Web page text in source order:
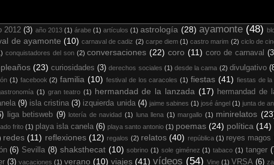
2012 (3) año 2013 (1) árabe (1) artículos (1) astrología (28) ayamonte (48)
de ayamonte (10) carnaval de cadiz (2) carpe diem (1) castro marim (2) ciclo de
conquistadores del son (2) conversaciones (22) coro (11) coro de carnaval
(23) curiosidades (3) derechos sociales (1) desde la cama (2) divulgativo
(1) facebook (2) familia (10) festival de los caracoles (1) fiestas (41) fiestas de la
(1) gran teatro (1) hermandad de la lanzada (17) hermandad de
(9) isla cristina (3) izquierda unida (4) jaime sabines (1) josé ángel (1) junta de
liga betisweb (9) lotería de navidad (1) luna llena (1) margallo (1) minirelatos
frito (1) playa isla canela (6) playa santo antonio (1) poemas (24) política (14)
redes (11) reflexiones (12) regalos (2) relatos (40) república (1) reyes magos
(6) Sevilla (8) shaksthecat (10) sobrino (1) sole giménez (1) tabaco (1) tanger
(3) vacaciones (1) verano (10) viajes (41) vídeos (54) Vine (1) VRSA (6)